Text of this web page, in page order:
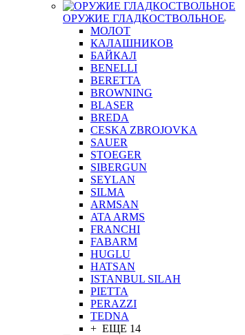
ОРУЖИЕ ГЛАДКОСТВОЛЬНОЕ
МОЛОТ
КАЛАШНИКОВ
БАЙКАЛ
BENELLI
BERETTA
BROWNING
BLASER
BREDA
CESKA ZBROJOVKA
SAUER
STOEGER
SIBERGUN
SEYLAN
SILMA
ARMSAN
ATA ARMS
FRANCHI
FABARM
HUGLU
HATSAN
ISTANBUL SILAH
PIETTA
PERAZZI
TEDNA
+ ЕЩЕ 14